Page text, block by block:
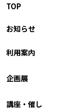
TOP
お知らせ
利用案内
企画展
講座・催し